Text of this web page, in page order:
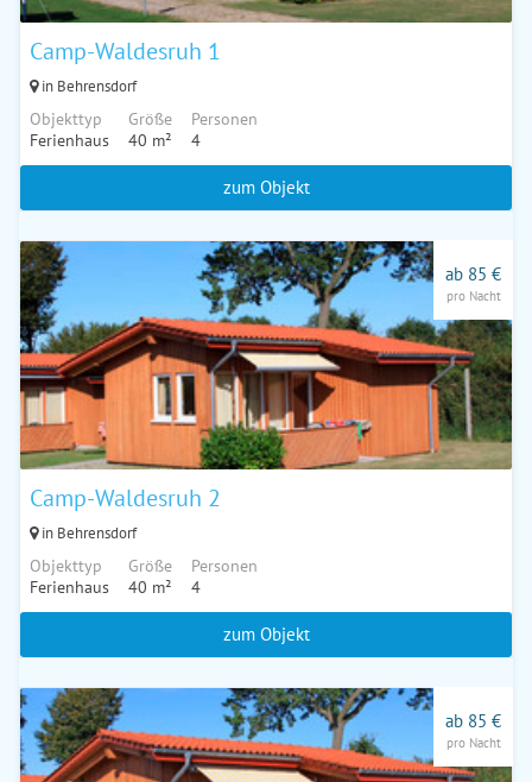
Camp-Waldesruh 1
in Behrensdorf
Objekttyp
Ferienhaus
Größe
40 m²
Personen
4
zum Objekt
Camp-Waldesruh 2
in Behrensdorf
Objekttyp
Ferienhaus
Größe
40 m²
Personen
4
ab 85 €
pro Nacht
zum Objekt
ab 85 €
pro Nacht